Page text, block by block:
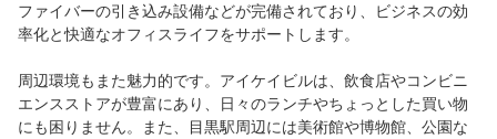
ファイバーの引き込み設備などが完備されており、ビジネスの効
率化と快適なオフィスライフをサポートします。
周辺環境もまた魅力的です。アイケイビルは、飲食店やコンビニ
エンスストアが豊富にあり、日々のランチやちょっとした買い物
にも困りません。また、目黒駅周辺には美術館や博物館、公園な